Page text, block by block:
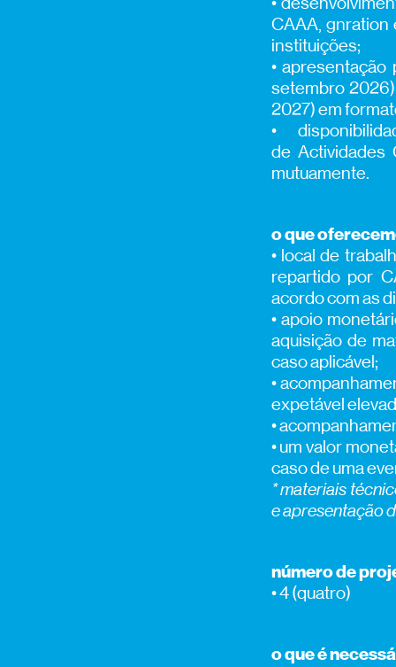
CAAA, gnration
instituições;
•
setembro
2027) em
•
de Actividades
mutuamente.
o que
• local de
repartido por
acordo com as
• apoio
aquisição de
caso aplicável;
•
expetável
•
• um valor
caso de uma
* materiais
e apresentação
número de
• 4 (quatro)
o que é